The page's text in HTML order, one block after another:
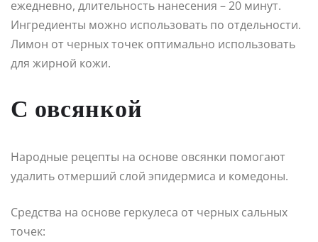
ежедневно, длительность нанесения – 20 минут.
Ингредиенты можно использовать по отдельности.
Лимон от черных точек оптимально использовать
для жирной кожи.
С овсянкой
Народные рецепты на основе овсянки помогают
удалить отмерший слой эпидермиса и комедоны.
Средства на основе геркулеса от черных сальных
точек: